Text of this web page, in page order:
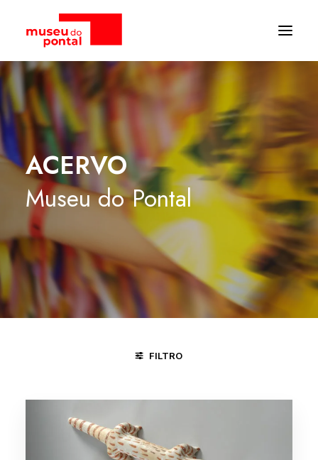
ACERVO
Museu do Pontal
FILTRO